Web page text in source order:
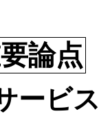
論点
ービ